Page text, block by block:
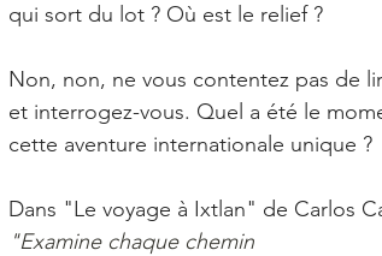
qui sort du lot ? Où est le relief ?
Non, non, ne vous contentez pas de
et interrogez-vous. Quel a été le
cette aventure internationale unique ?
Dans "Le voyage à Ixtlan" de Carlos
"Examine chaque chemin